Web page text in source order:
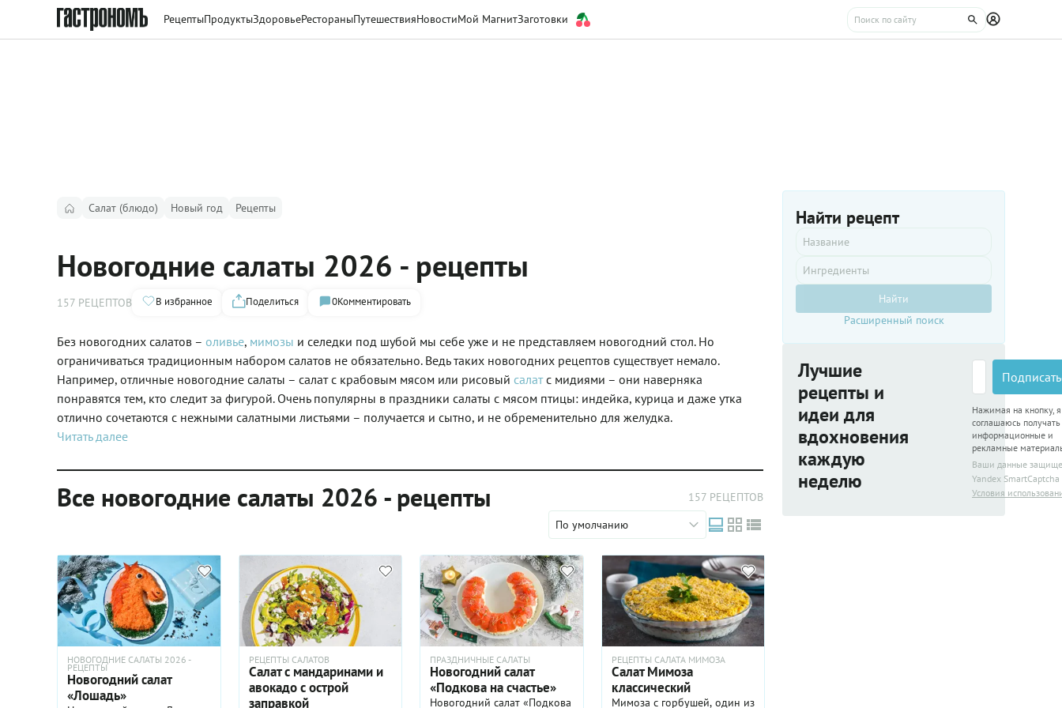
РецептыПродуктыЗдоровьеРестораныПутешествияНовостиМой МагнитЗаготовки
Салат (блюдо) Новый год Рецепты
Новогодние салаты 2026 - рецепты
157 РЕЦЕПТОВ В избранное Поделиться 0Комментировать
Без новогодних салатов – оливье, мимозы и селедки под шубой мы себе уже и не представляем новогодний стол. Но
ограничиваться традиционным набором салатов не обязательно. Ведь таких новогодних рецептов существует немало.
Например, отличные новогодние салаты – салат с крабовым мясом или рисовый салатс мидиями – они наверняка
понравятся тем, кто следит за фигурой. Очень популярны в праздники салаты с мясом птицы: индейка, курица и даже утка
отлично сочетаются с нежными салатными листьями – получается и сытно, и не обременительно для желудка.
Читать далее
Все новогодние салаты 2026 - рецепты
157 РЕЦЕПТОВ
По умолчанию
НОВОГОДНИЕ САЛАТЫ 2026 -
РЕЦЕПТЫ
Новогодний салат
«Лошадь»
РЕЦЕПТЫ САЛАТОВ
Салат с мандаринами и
авокадо с острой
заправкой
ПРАЗДНИЧНЫЕ САЛАТЫ
Новогодний салат
«Подкова на счастье»
Новогодний салат «Подкова
РЕЦЕПТЫ САЛАТА МИМОЗА
Салат Мимоза
классический
Мимоза с горбушей, один из
Найти рецепт
Найти
Расширенный поиск
Лучшие
рецепты и
идеи для
вдохновения
каждую
неделю
Нажимая на кнопку, я
соглашаюсь получать
информационные и
рекламные
Ваши данные
Yandex SmartCaptcha
Условия